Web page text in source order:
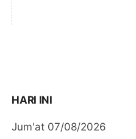
HARI INI
Jum'at 07/08/2026